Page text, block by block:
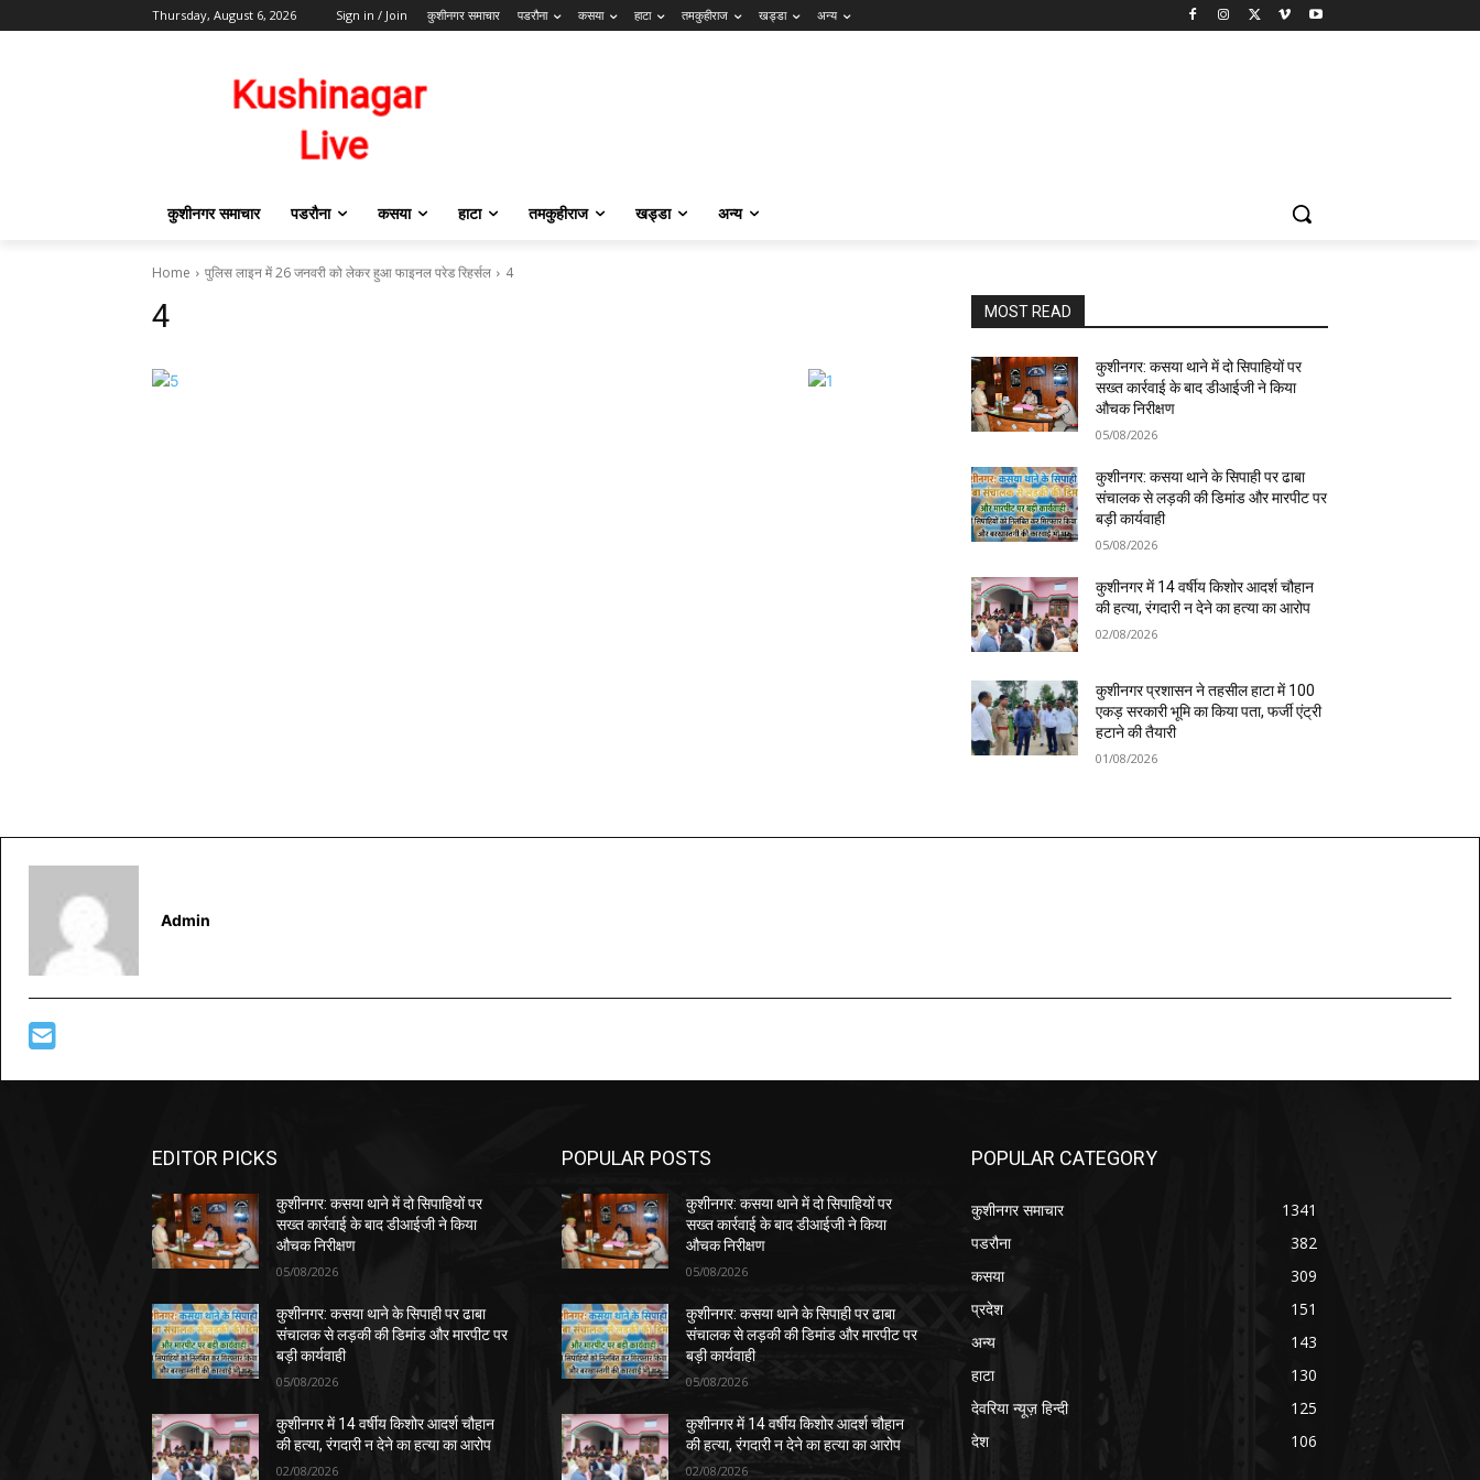
Thursday, August 6, 2026 Sign in / Join कुशीनगर समाचार पडरौना कसया हाटा तमकुहीराज खड्डा अन्य
कुशीनगर समाचार पडरौना कसया हाटा तमकुहीराज खड्डा अन्य
Home पुलिस लाइन में 26 जनवरी को लेकर हुआ फाइनल परेड रिहर्सल 4
4 MOST READ
कुशीनगर: कसया थाने में दो सिपाहियों पर
सख्त कार्रवाई के बाद डीआईजी ने किया
औचक निरीक्षण
05/08/2026
कुशीनगर: कसया थाने के सिपाही पर ढाबा
संचालक से लड़की की डिमांड और मारपीट पर
बड़ी कार्यवाही
05/08/2026
कुशीनगर में 14 वर्षीय किशोर आदर्श चौहान
की हत्या, रंगदारी न देने का हत्या का आरोप
02/08/2026
कुशीनगर प्रशासन ने तहसील हाटा में 100
एकड़ सरकारी भूमि का किया पता, फर्जी एंट्री
हटाने की तैयारी
01/08/2026
Admin
EDITOR PICKS
कुशीनगर: कसया थाने में दो सिपाहियों पर
सख्त कार्रवाई के बाद डीआईजी ने किया
औचक निरीक्षण
05/08/2026
कुशीनगर: कसया थाने के सिपाही पर ढाबा
संचालक से लड़की की डिमांड और मारपीट पर
बड़ी कार्यवाही
05/08/2026
कुशीनगर में 14 वर्षीय किशोर आदर्श चौहान
की हत्या, रंगदारी न देने का हत्या का आरोप
02/08/2026
POPULAR POSTS
कुशीनगर: कसया थाने में दो सिपाहियों पर
सख्त कार्रवाई के बाद डीआईजी ने किया
औचक निरीक्षण
05/08/2026
कुशीनगर: कसया थाने के सिपाही पर ढाबा
संचालक से लड़की की डिमांड और मारपीट पर
बड़ी कार्यवाही
05/08/2026
कुशीनगर में 14 वर्षीय किशोर आदर्श चौहान
की हत्या, रंगदारी न देने का हत्या का आरोप
02/08/2026
POPULAR CATEGORY
कुशीनगर समाचार
1341
पडरौना
382
कसया
309
प्रदेश
151
अन्य
143
हाटा
130
देवरिया न्यूज़ हिन्दी
125
देश
106